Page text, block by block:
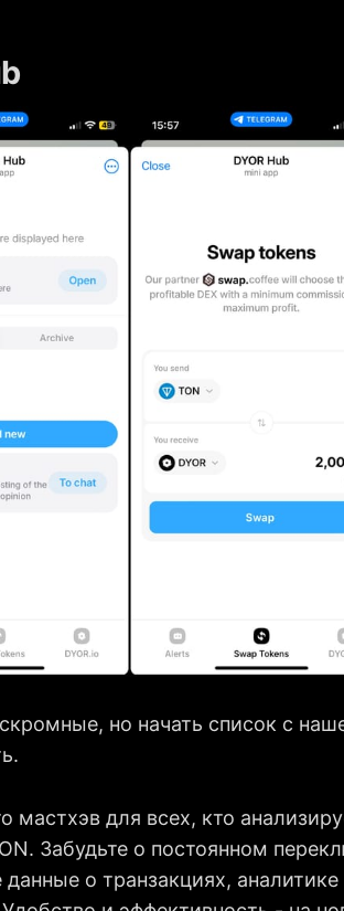
но начать список с
мастхэв для всех, кто
Забудьте о постоянном
о транзакциях,